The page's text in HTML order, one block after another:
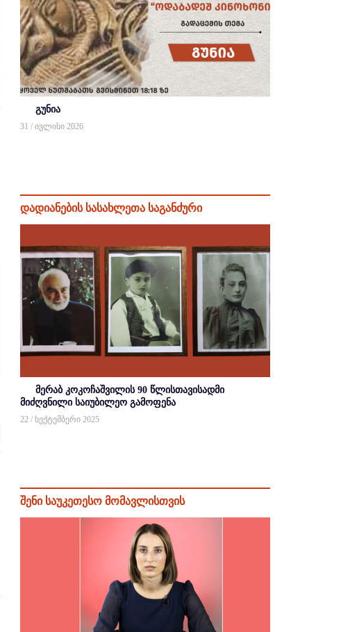
გუნია
31 / ივლისი 2026
დადიანების სასახლეთა საგანძური
მერაბ კოკოჩაშვილის 90 წლისთავისადმი
მიძღვნილი საიუბილეო გამოფენა
22 / სექტემბერი 2025
შენი საუკეთესო მომავლისთვის